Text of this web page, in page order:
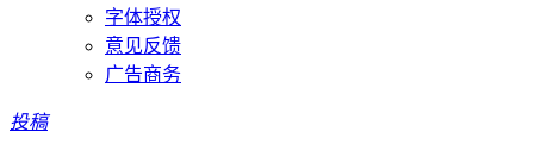
字体授权
意见反馈
广告商务
投稿